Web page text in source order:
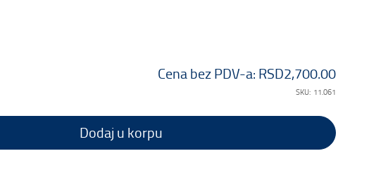
Cena bez PDV-a: RSD2,700.00
SKU: 11.061
Dodaj u korpu